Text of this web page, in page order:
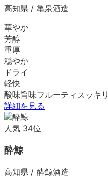
高知県 / 亀泉酒造
華やか
芳醇
重厚
穏やか
ドライ
軽快
酸味旨味フルーティ スッキリ
詳細を見る
人気 34位
酔鯨
高知県 / 酔鯨酒造